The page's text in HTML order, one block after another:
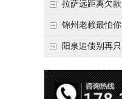
招选择！
搞定：2026年线上立
案追债全流程，足不
出户
拉萨远距离欠款
对方在牧区联系不
上，2026年委托当地
锦州老赖最怕你
懂这1条，2026
罪”详解，能判刑
阳泉追债别再只
类隐形财产（公积